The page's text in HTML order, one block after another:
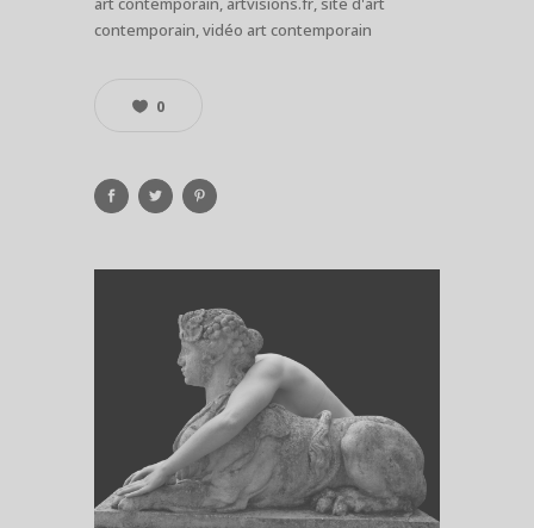
contemporain, vidéo art contemporain
0